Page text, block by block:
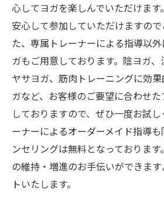
心してヨガを楽しんでいただけます
安心して参加していただけますの
た、専属トレーナーによる指導以
ガもご用意しております。陰ヨガ
ヤサヨガ、筋肉トレーニングに効
ガなど、お客様のご要望に合わせ
しておりますので、ぜひ一度お試
ーナーによるオーダーメイド指導
ンセリングは無料となっておりま
の維持・増進のお手伝いができま
トいたします。